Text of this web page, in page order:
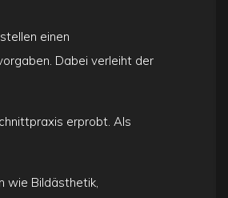
einen
Dabei verleiht der
erprobt. Als
wie Bildästhetik,